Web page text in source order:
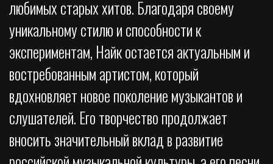
любимых старых хитов. Благодаря своему
уникальному стилю и способности к
экспериментам, Найк остается актуальным и
востребованным артистом, который
вдохновляет новое поколение музыкантов и
слушателей. Его творчество продолжает
вносить значительный вклад в развитие